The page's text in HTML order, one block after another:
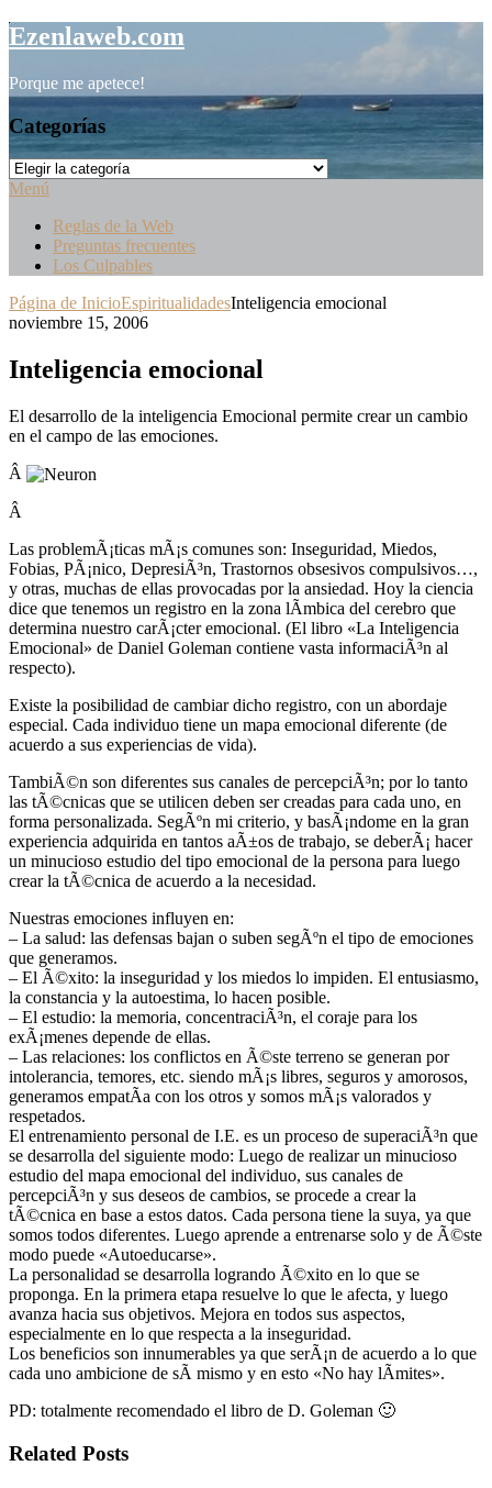
Saltar
al
Ezenlaweb.com
Porque me apetece!
Categorías
Categorías
Menú
Reglas de la Web
Preguntas frecuentes
Los Culpables
Página de InicioEspiritualidadesInteligencia emocional
noviembre 15, 2006
Inteligencia emocional
El desarrollo de la inteligencia Emocional permite crear un cambio
en el campo de las emociones.
Â
Â
Las problemÃ¡ticas mÃ¡s comunes son: Inseguridad, Miedos,
Fobias, PÃ¡nico, DepresiÃ³n, Trastornos obsesivos compulsivos…,
y otras, muchas de ellas provocadas por la ansiedad. Hoy la ciencia
dice que tenemos un registro en la zona lÃ­mbica del cerebro que
determina nuestro carÃ¡cter emocional. (El libro «La Inteligencia
Emocional» de Daniel Goleman contiene vasta informaciÃ³n al
respecto).
Existe la posibilidad de cambiar dicho registro, con un abordaje
especial. Cada individuo tiene un mapa emocional diferente (de
acuerdo a sus experiencias de vida).
TambiÃ©n son diferentes sus canales de percepciÃ³n; por lo tanto
las tÃ©cnicas que se utilicen deben ser creadas para cada uno, en
forma personalizada. SegÃºn mi criterio, y basÃ¡ndome en la gran
experiencia adquirida en tantos aÃ±os de trabajo, se deberÃ¡ hacer
un minucioso estudio del tipo emocional de la persona para luego
crear la tÃ©cnica de acuerdo a la necesidad.
Nuestras emociones influyen en:
– La salud: las defensas bajan o suben segÃºn el tipo de emociones
que generamos.
– El Ã©xito: la inseguridad y los miedos lo impiden. El entusiasmo,
la constancia y la autoestima, lo hacen posible.
– El estudio: la memoria, concentraciÃ³n, el coraje para los
exÃ¡menes depende de ellas.
– Las relaciones: los conflictos en Ã©ste terreno se generan por
intolerancia, temores, etc. siendo mÃ¡s libres, seguros y amorosos,
generamos empatÃ­a con los otros y somos mÃ¡s valorados y
respetados.
El entrenamiento personal de I.E. es un proceso de superaciÃ³n que
se desarrolla del siguiente modo: Luego de realizar un minucioso
estudio del mapa emocional del individuo, sus canales de
percepciÃ³n y sus deseos de cambios, se procede a crear la
tÃ©cnica en base a estos datos. Cada persona tiene la suya, ya que
somos todos diferentes. Luego aprende a entrenarse solo y de Ã©ste
modo puede «Autoeducarse».
La personalidad se desarrolla logrando Ã©xito en lo que se
proponga. En la primera etapa resuelve lo que le afecta, y luego
avanza hacia sus objetivos. Mejora en todos sus aspectos,
especialmente en lo que respecta a la inseguridad.
Los beneficios son innumerables ya que serÃ¡n de acuerdo a lo que
cada uno ambicione de sÃ­ mismo y en esto «No hay lÃ­mites».
PD: totalmente recomendado el libro de D. Goleman 🙂
Related Posts